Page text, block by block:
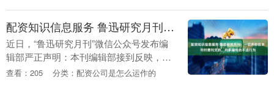
配资知识信息服务 鲁迅研究月刊：一切声称在本刊付费刊文的，均系骗钱的不法行为
近日，“鲁迅研究月刊”微信公众号发布编
辑部严正声明：本刊编辑部接到反映，有
不法分子冒用《鲁迅研究月刊》名义，制
查看：205 分类：配资公司是怎么运作的